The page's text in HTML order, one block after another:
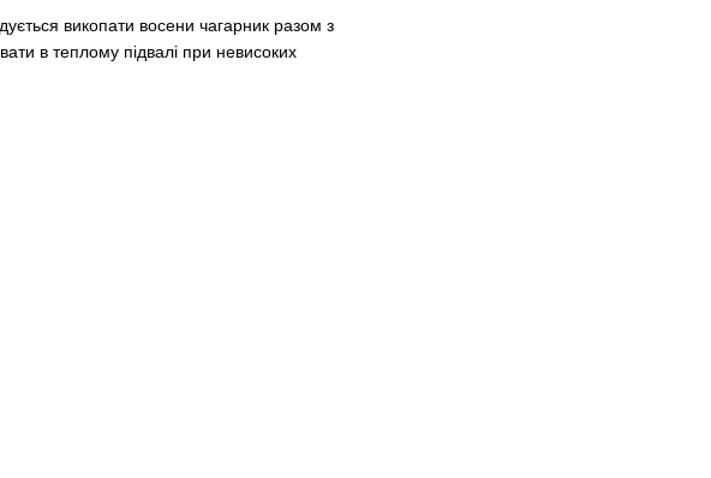
викопати восени чагарник разом з
в теплому підвалі при невисоких